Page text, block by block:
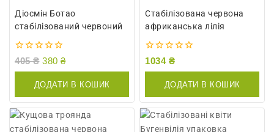
Діосмін Ботао
стабілізований червоний
0
405₴ 380 ₴
ДОДАТИ В КОШИК
Стабілізована червона
африканська лілія
0
1034 ₴
ДОДАТИ В КОШИК